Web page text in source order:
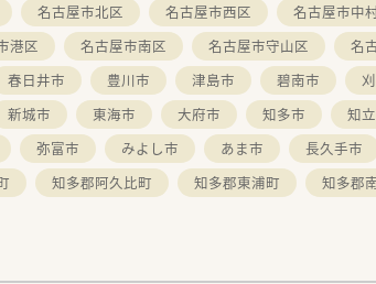
名古屋市北区 名古屋市西区 名古屋市中
港区 名古屋市南区 名古屋市守山区 名
春日井市 豊川市 津島市 碧南市
新城市 東海市 大府市 知多市 知
弥富市 みよし市 あま市 長久手市
知多郡阿久比町 知多郡東浦町 知多郡